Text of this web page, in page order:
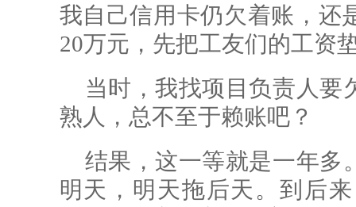
我自己信用卡仍欠着账，还
20万元，先把工友们的工资
当时，我找项目负责人要
熟人，总不至于赖账吧？
结果，这一等就是一年多
明天，明天拖后天。到后